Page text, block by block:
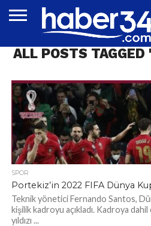
EĞITIM
EKONOMI
GENEL
MAGAZIN
OTOMOTIV
SIYASET
SPOR
TEKNOLOJI
ALL POSTS
SPOR
Portekiz’in 2022 FIFA Dünya
Teknik yönetici Fernando Santos,
kişilik kadroyu açıkladı. Kadroya
yıldızı ...